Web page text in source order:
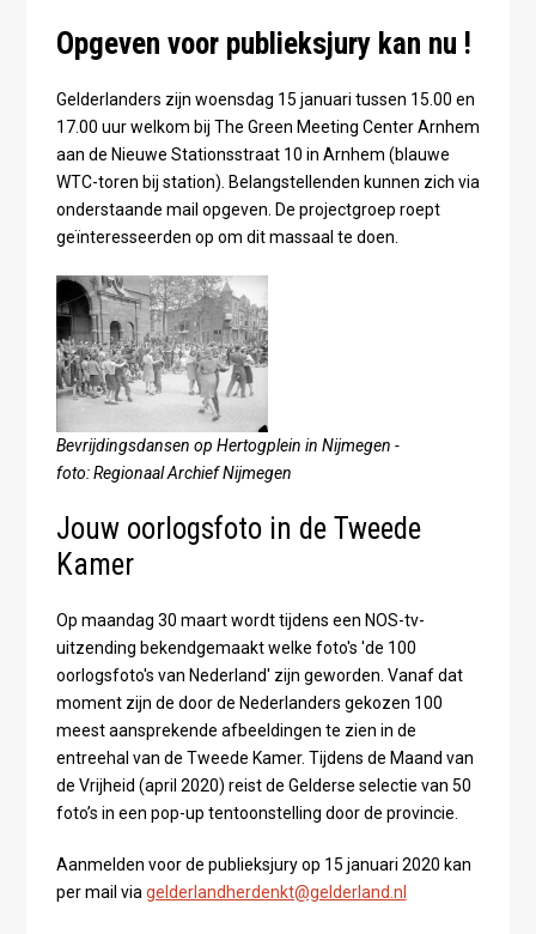
Opgeven voor publieksjury kan nu !
Gelderlanders zijn woensdag 15 januari tussen 15.00 en
17.00 uur welkom bij The Green Meeting Center Arnhem
aan de Nieuwe Stationsstraat 10 in Arnhem (blauwe
WTC-toren bij station). Belangstellenden kunnen zich via
onderstaande mail opgeven. De projectgroep roept
geïnteresseerden op om dit massaal te doen.
Bevrijdingsdansen op Hertogplein in Nijmegen -
foto: Regionaal Archief Nijmegen
Jouw oorlogsfoto in de Tweede
Kamer
Op maandag 30 maart wordt tijdens een NOS-tv-
uitzending bekendgemaakt welke foto's 'de 100
oorlogsfoto's van Nederland' zijn geworden. Vanaf dat
moment zijn de door de Nederlanders gekozen 100
meest aansprekende afbeeldingen te zien in de
entreehal van de Tweede Kamer. Tijdens de Maand van
de Vrijheid (april 2020) reist de Gelderse selectie van 50
foto’s in een pop-up tentoonstelling door de provincie.
Aanmelden voor de publieksjury op 15 januari 2020 kan
per mail viagelderlandherdenkt@gelderland.nl